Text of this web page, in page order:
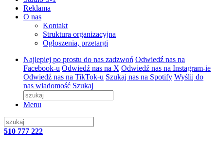
Reklama
O nas
Kontakt
Struktura organizacyjna
Ogłoszenia, przetargi
Najlepiej po prostu do nas zadzwoń Odwiedź nas na
Facebook-u Odwiedź nas na X Odwiedź nas na Instagram-ie
Odwiedź nas na TikTok-u Szukaj nas na Spotify Wyślij do
nas wiadomość Szukaj
Menu
510 777 222